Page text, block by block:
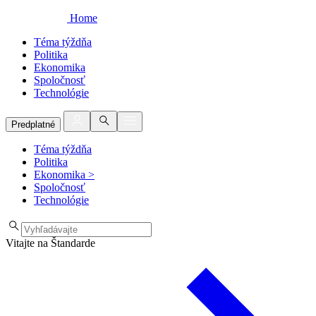
Home
Téma týždňa
Politika
Ekonomika
Spoločnosť
Technológie
Predplatné
Téma týždňa
Politika
Ekonomika >
Spoločnosť
Technológie
Vitajte na Štandarde